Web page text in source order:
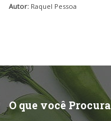
Autor: Raquel Pessoa
O que você Procura